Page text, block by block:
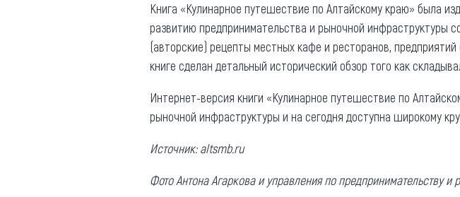
Книга «Кулинарное путешествие по Алтайскому краю» была
развитию предпринимательства и рыночной инфраструктуры
(авторские) рецепты местных кафе и ресторанов,
книге сделан детальный исторический обзор того как
Интернет-версия книги «Кулинарное путешествие по
рыночной инфраструктуры и на сегодня доступна широкому
Источник: altsmb.ru
Фото Антона Агаркова и управления по предпринимательству